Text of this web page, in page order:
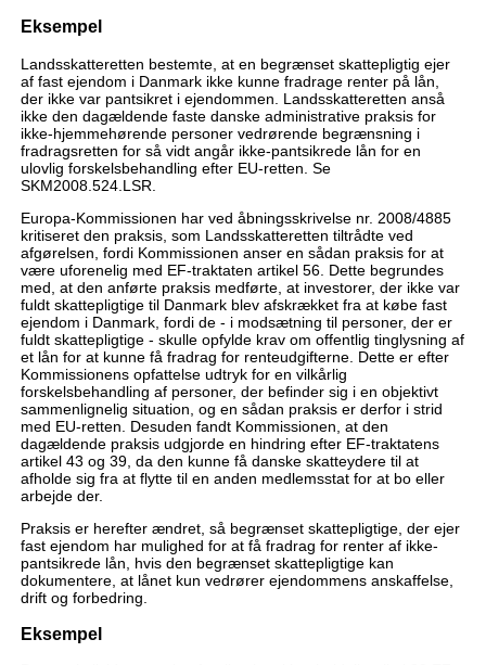
Eksempel
Landsskatteretten bestemte, at en begrænset skattepligtig ejer
af fast ejendom i Danmark ikke kunne fradrage renter på lån,
der ikke var pantsikret i ejendommen. Landsskatteretten anså
ikke den dagældende faste danske administrative praksis for
ikke-hjemmehørende personer vedrørende begrænsning i
fradragsretten for så vidt angår ikke-pantsikrede lån for en
ulovlig forskelsbehandling efter EU-retten. Se
SKM2008.524.LSR.
Europa-Kommissionen har ved åbningsskrivelse nr. 2008/4885
kritiseret den praksis, som Landsskatteretten tiltrådte ved
afgørelsen, fordi Kommissionen anser en sådan praksis for at
være uforenelig med EF-traktaten artikel 56. Dette begrundes
med, at den anførte praksis medførte, at investorer, der ikke var
fuldt skattepligtige til Danmark blev afskrækket fra at købe fast
ejendom i Danmark, fordi de - i modsætning til personer, der er
fuldt skattepligtige - skulle opfylde krav om offentlig tinglysning af
et lån for at kunne få fradrag for renteudgifterne. Dette er efter
Kommissionens opfattelse udtryk for en vilkårlig
forskelsbehandling af personer, der befinder sig i en objektivt
sammenlignelig situation, og en sådan praksis er derfor i strid
med EU-retten. Desuden fandt Kommissionen, at den
dagældende praksis udgjorde en hindring efter EF-traktatens
artikel 43 og 39, da den kunne få danske skatteydere til at
afholde sig fra at flytte til en anden medlemsstat for at bo eller
arbejde der.
Praksis er herefter ændret, så begrænset skattepligtige, der ejer
fast ejendom har mulighed for at få fradrag for renter af ikke-
pantsikrede lån, hvis den begrænset skattepligtige kan
dokumentere, at lånet kun vedrører ejendommens anskaffelse,
drift og forbedring.
Eksempel